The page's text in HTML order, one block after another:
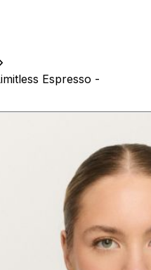
Espresso -